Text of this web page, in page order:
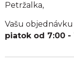
Petržalka,
Vašu
piatok od 7:00 -